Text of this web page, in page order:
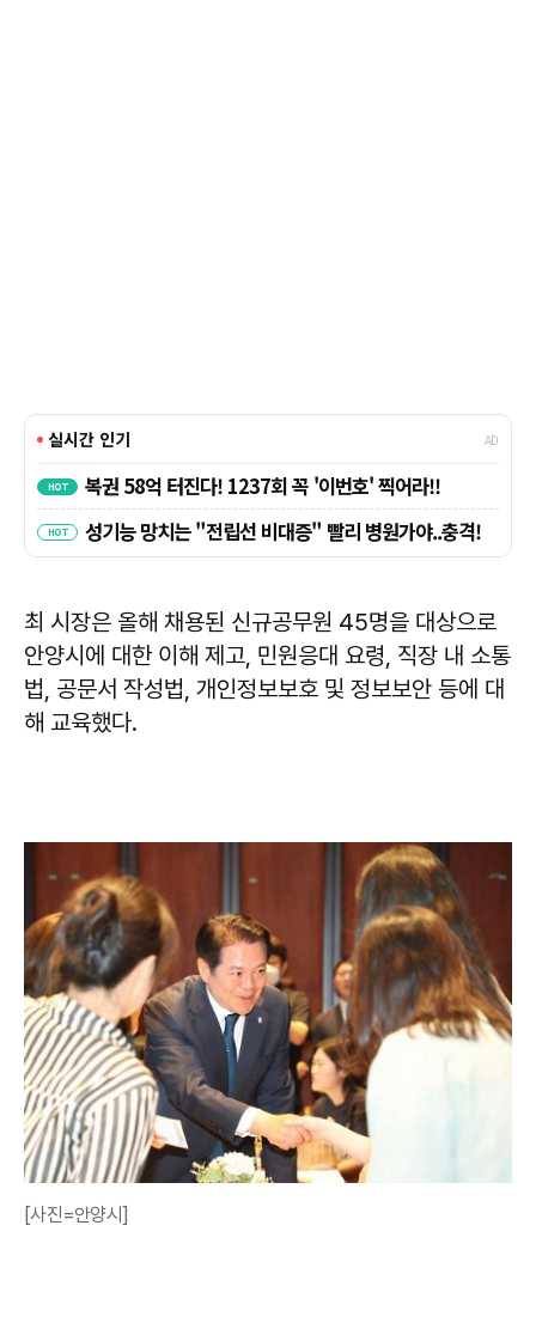
최 시장은 올해 채용된 신규공무원 45명을 대상으로
안양시에 대한 이해 제고, 민원응대 요령, 직장 내 소통
법, 공문서 작성법, 개인정보보호 및 정보보안 등에 대
해 교육했다.
[사진=안양시]